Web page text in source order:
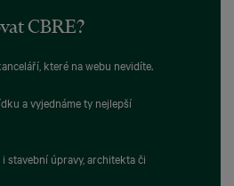
CBRE?
které na webu nevidíte.
a vyjednáme ty nejlepší
stavební úpravy, architekta či